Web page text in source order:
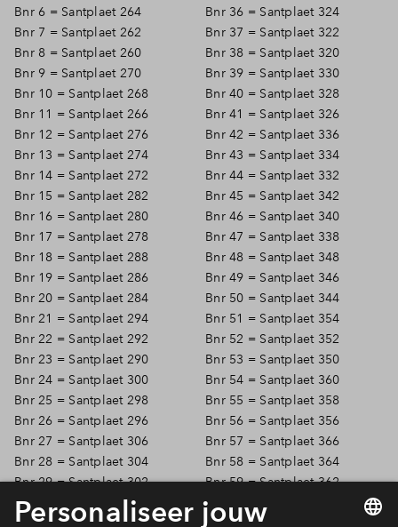
Bnr 6 = Santplaet 264
Bnr 7 = Santplaet 262
Bnr 8 = Santplaet 260
Bnr 9 = Santplaet 270
Bnr 10 = Santplaet 268
Bnr 11 = Santplaet 266
Bnr 12 = Santplaet 276
Bnr 13 = Santplaet 274
Bnr 14 = Santplaet 272
Bnr 15 = Santplaet 282
Bnr 16 = Santplaet 280
Bnr 17 = Santplaet 278
Bnr 18 = Santplaet 288
Bnr 19 = Santplaet 286
Bnr 20 = Santplaet 284
Bnr 21 = Santplaet 294
Bnr 22 = Santplaet 292
Bnr 23 = Santplaet 290
Bnr 24 = Santplaet 300
Bnr 25 = Santplaet 298
Bnr 26 = Santplaet 296
Bnr 27 = Santplaet 306
Bnr 28 = Santplaet 304
Bnr 29 = Santplaet 302
Bnr 30 = Santplaet 312
Bnr 36 = Santplaet 324
Bnr 37 = Santplaet 322
Bnr 38 = Santplaet 320
Bnr 39 = Santplaet 330
Bnr 40 = Santplaet 328
Bnr 41 = Santplaet 326
Bnr 42 = Santplaet 336
Bnr 43 = Santplaet 334
Bnr 44 = Santplaet 332
Bnr 45 = Santplaet 342
Bnr 46 = Santplaet 340
Bnr 47 = Santplaet 338
Bnr 48 = Santplaet 348
Bnr 49 = Santplaet 346
Bnr 50 = Santplaet 344
Bnr 51 = Santplaet 354
Bnr 52 = Santplaet 352
Bnr 53 = Santplaet 350
Bnr 54 = Santplaet 360
Bnr 55 = Santplaet 358
Bnr 56 = Santplaet 356
Bnr 57 = Santplaet 366
Bnr 58 = Santplaet 364
Bnr 59 = Santplaet 362